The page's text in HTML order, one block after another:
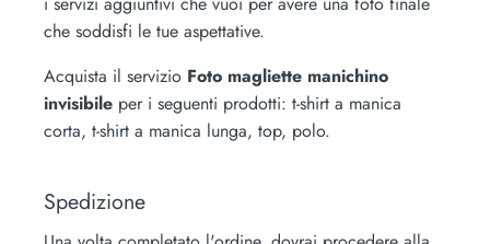
che soddisfi le tue aspettative.
Acquista il servizio Foto magliette manichino
invisibile per i seguenti prodotti: t-shirt a manica
corta, t-shirt a manica lunga, top, polo.
Spedizione